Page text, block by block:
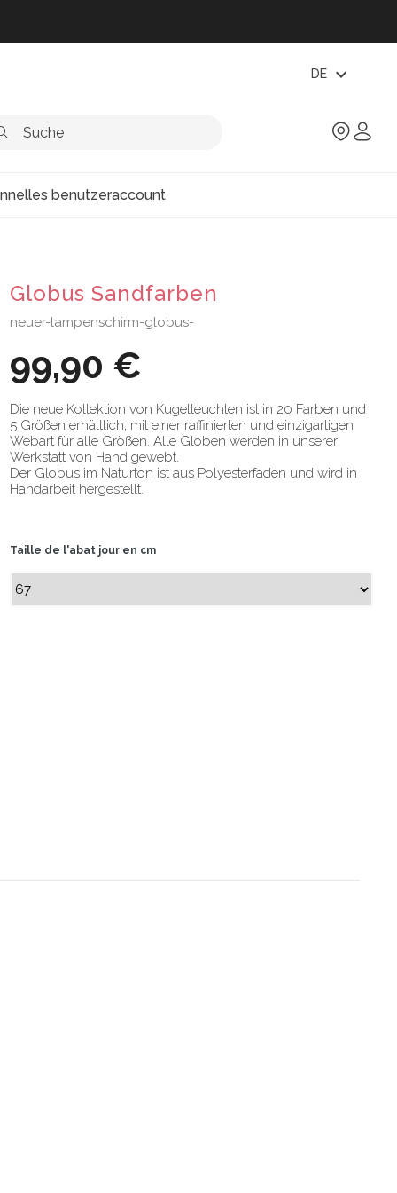
DE expand_more
benutzeraccount
Globus Sandfarben
neuer-lampenschirm-globus-
99,90 €
Die neue Kollektion von Kugelleuchten ist in 20 Farben und
5 Größen erhältlich, mit einer raffinierten und einzigartigen
Webart für alle Größen. Alle Globen werden in unserer
Werkstatt von Hand gewebt.
Der Globus im Naturton ist aus Polyesterfaden und wird in
Handarbeit hergestellt.
Taille de l'abat jour en cm